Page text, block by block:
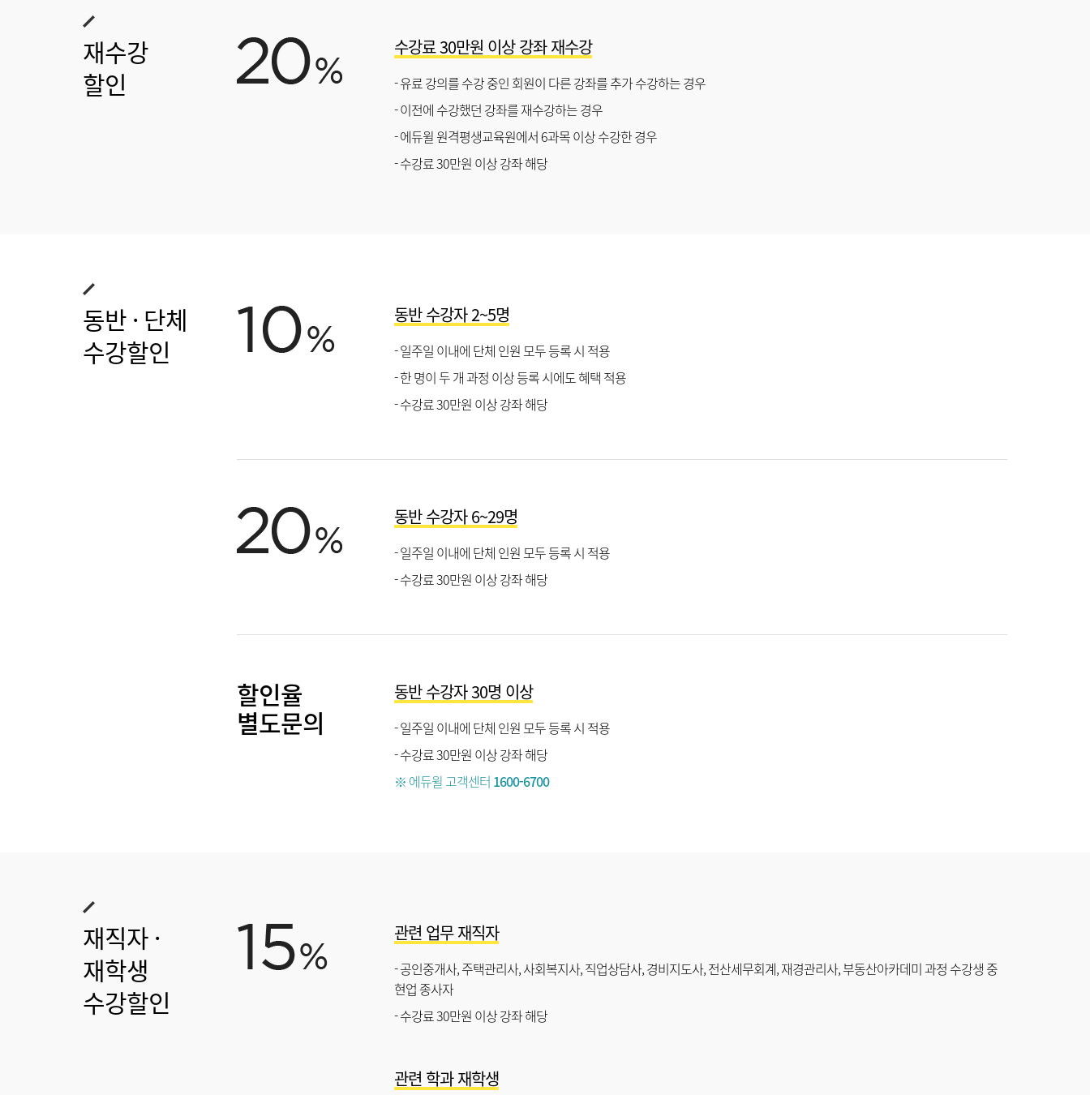
재수강
할인
수강료 30만원 이상 강좌 재수강
- 유료 강의를 수강 중인 회원이 다른 강좌를 추가 수강하는 경우
- 이전에 수강했던 강좌를 재수강하는 경우
- 에듀윌 원격평생교육원에서 6과목 이상 수강한 경우
- 수강료 30만원 이상 강좌 해당
동반 · 단체
수강할인
동반 수강자 2~5명
- 일주일 이내에 단체 인원 모두 등록 시 적용
- 한 명이 두 개 과정 이상 등록 시에도 혜택 적용
- 수강료 30만원 이상 강좌 해당
동반 수강자 6~29명
- 일주일 이내에 단체 인원 모두 등록 시 적용
- 수강료 30만원 이상 강좌 해당
할인율
별도문의
동반 수강자 30명 이상
- 일주일 이내에 단체 인원 모두 등록 시 적용
- 수강료 30만원 이상 강좌 해당
※ 에듀윌 고객센터 1600-6700
재직자 ·
재학생
수강할인
관련 업무 재직자
- 공인중개사, 주택관리사, 사회복지사, 직업상담사, 경비지도사, 전산세무회계, 재경관리사, 부동산아카데미 과정 수강생 중
현업 종사자
- 수강료 30만원 이상 강좌 해당
관련 학과 재학생